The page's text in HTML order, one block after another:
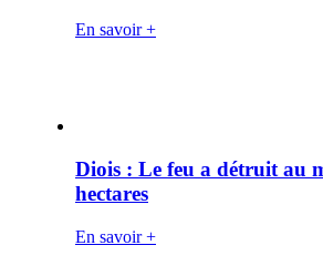
En savoir +
Diois : Le feu a détruit au
hectares
En savoir +